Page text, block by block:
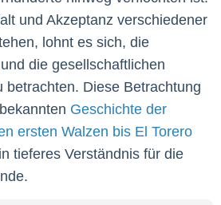
und Akzeptanz verschiedener
lohnt es sich, die
die gesellschaftlichen
betrachten. Diese Betrachtung
Geschichte der
ersten Walzen bis El Torero
tieferes Verständnis für die